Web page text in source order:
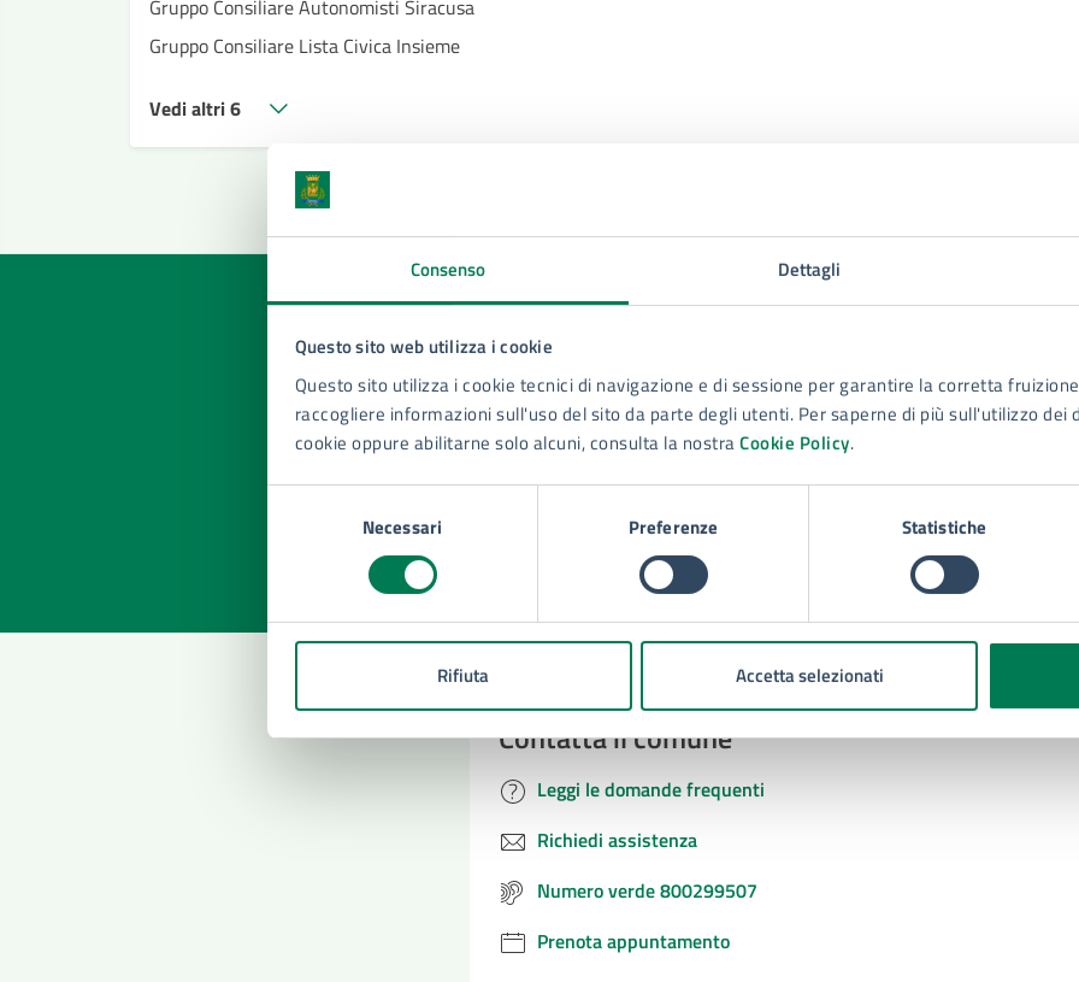
Consenso Dettagli
Questo sito web utilizza i cookie
Questo sito utilizza i cookie tecnici di navigazione e di sessione per garantire la corretta
raccogliere informazioni sull'uso del sito da parte degli utenti. Per saperne di più sull'utilizzo dei
cookie oppure abilitarne solo alcuni, consulta la nostraCookie Policy.
Necessari Preferenze Statistiche
Rifiuta Accetta selezionati
Gruppo Consiliare Autonomisti Siracusa
Gruppo Consiliare Lista Civica Insieme
Vedi altri 6
Quanto sono chiare le informazioni su questa
pagina?
Valuta la chiarezza delle informazioni (da 1 a 5 stelle)
Seleziona il numero di stelle per valutare la chiarezza delle
Valuta 5 stelle su 5
Valuta 4 stelle su 5
Valuta 3 stelle su 5
Valuta 2 stelle su 5
Valuta 1 stelle su 5
Contatta il comune
Leggi le domande frequenti
Richiedi assistenza
Numero verde 800299507
Prenota appuntamento